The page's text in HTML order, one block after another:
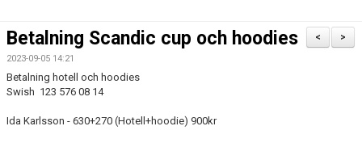
TRUPPEN
DOKUMENT
BILDGALLERI
>
<
Betalning Scandic cup och hoodies
2023-09-05 14:21
Betalning hotell och hoodies
Swish 123 576 08 14
Ida Karlsson - 630+270 (Hotell+hoodie) 900kr